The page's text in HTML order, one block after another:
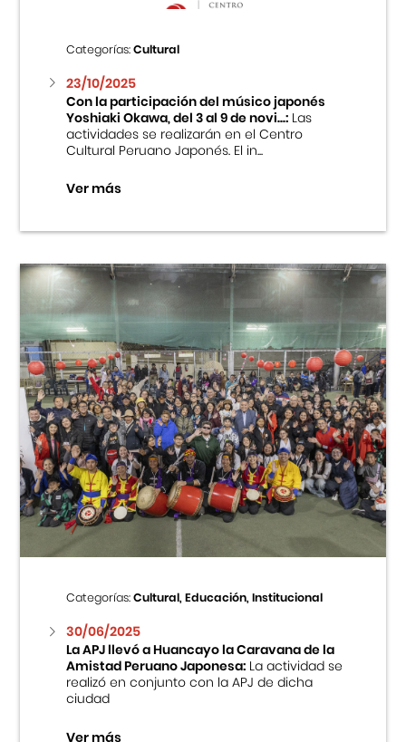
Categorías:Cultural
23/10/2025
Con la participación del músico japonés
Yoshiaki Okawa, del 3 al 9 de novi...:Las
actividades se realizarán en el Centro
Cultural Peruano Japonés. El in...
Ver más
Categorías:Cultural, Educación, Institucional
30/06/2025
La APJ llevó a Huancayo la Caravana de la
Amistad Peruano Japonesa:La actividad se
realizó en conjunto con la APJ de dicha
ciudad
Ver más